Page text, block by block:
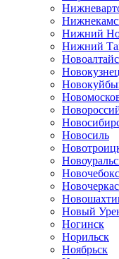
Нижний
Нижний
Новосиль
Новый
Ногинск
Норильск
Ноябрьск